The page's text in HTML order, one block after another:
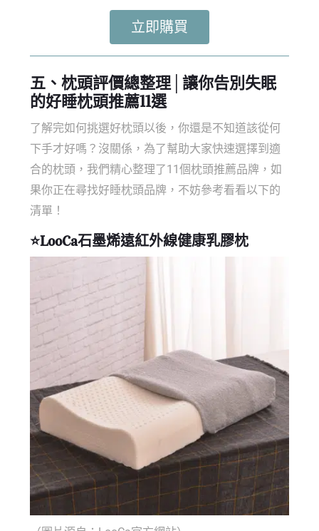
立即購買
五、枕頭評價總整理│讓你告別失眠
的好睡枕頭推薦11選
了解完如何挑選好枕頭以後，你還是不知道該從何
下手才好嗎？沒關係，為了幫助大家快速選擇到適
合的枕頭，我們精心整理了11個枕頭推薦品牌 ，如
果你正在尋找好睡枕頭品牌 ，不妨參考看看以下的
清單！
⭐LooCa石墨烯遠紅外線健康乳膠枕